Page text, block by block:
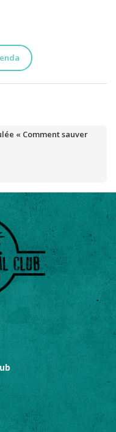
« Comment sauver